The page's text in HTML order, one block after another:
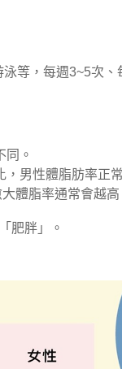
等，每週3~5次、
同。
，男性體脂肪率正
體脂率通常會越高
肥胖」。